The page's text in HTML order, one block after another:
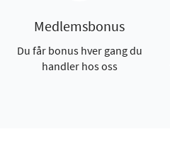
Medlemsbonus
Du får bonus hver gang du
handler hos oss